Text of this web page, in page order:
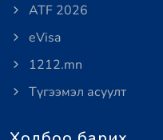
ATF 2026
eVisa
1212.mn
Түгээмэл асуулт